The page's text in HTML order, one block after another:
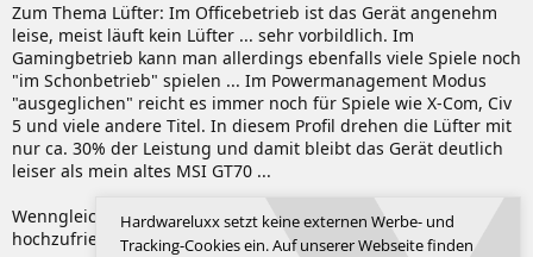
Zum Thema Lüfter: Im Officebetrieb ist das Gerät angenehm
leise, meist läuft kein Lüfter ... sehr vorbildlich. Im
Gamingbetrieb kann man allerdings ebenfalls viele Spiele noch
"im Schonbetrieb" spielen ... Im Powermanagement Modus
"ausgeglichen" reicht es immer noch für Spiele wie X-Com, Civ
5 und viele andere Titel. In diesem Profil drehen die Lüfter mit
nur ca. 30% der Leistung und damit bleibt das Gerät deutlich
leiser als mein altes MSI GT70 ...
Wenngleich die Kiste auch nicht grad günstig ist ... ich bin
hochzufrieden mit meinem "Alien" ...
Hardwareluxx setzt keine externen Werbe- und
Tracking-Cookies ein. Auf unserer Webseite finden